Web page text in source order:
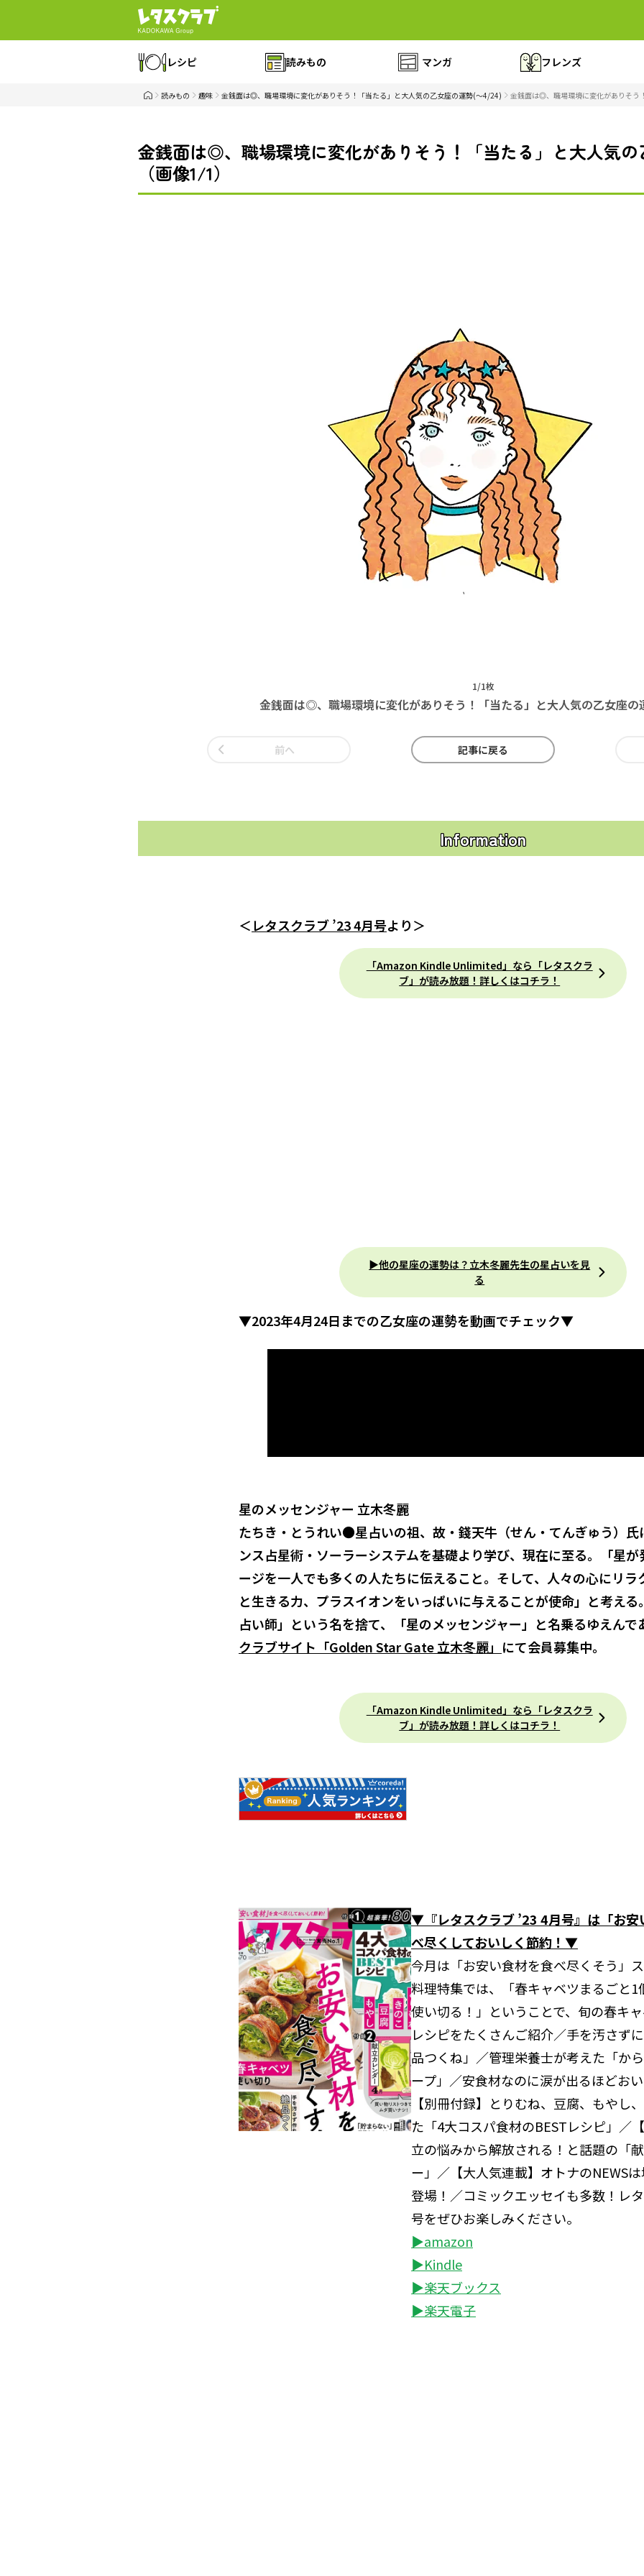
レシピ 読みもの マンガ フレンズ
読みもの 趣味 金銭面は◎、職場環境に変化がありそう！「当たる」と大人気の乙女座の運勢(～4/24) 金銭面は◎、職場環境に変化がありそう
金銭面は◎、職場環境に変化がありそう！「当たる」と大人気
（画像1/1）
1/1枚
金銭面は◎、職場環境に変化がありそう！「当たる」と大人気の乙女座の
前へ 記事に戻る
Information
＜レタスクラブ ’23 4月号より＞
「Amazon Kindle Unlimited」なら「レタスクラ
ブ」が読み放題！詳しくはコチラ！
▶他の星座の運勢は？立木冬麗先生の星占いを見
る
▼2023年4月24日までの乙女座の運勢を動画でチェック▼
星のメッセンジャー 立木冬麗
たちき・とうれい●星占いの祖、故・錢天牛（せん・てんぎゅう）氏
ンス占星術・ソーラーシステムを基礎より学び、現在に至る。「星が
ージを一人でも多くの人たちに伝えること。そして、人々の心にリラ
と生きる力、プラスイオンをいっぱいに与えることが使命」と考える
占い師」という名を捨て、「星のメッセンジャー」と名乗るゆえんで
クラブサイト「Golden Star Gate 立木冬麗」 にて会員募集中。
「Amazon Kindle Unlimited」なら「レタスクラ
ブ」が読み放題！詳しくはコチラ！
▼『レタスクラブ ’23 4月号』は「お安
べ尽くしておいしく節約！▼
今月は「お安い食材を食べ尽くそう」
料理特集では、「春キャベツまるごと1
使い切る！」ということで、旬の春キ
レシピをたくさんご紹介／手を汚さず
品つくね」／管理栄養士が考えた「か
ープ」／安食材なのに涙が出るほどお
【別冊付録】とりむね、豆腐、もやし
た「4大コスパ食材のBESTレシピ」／
立の悩みから解放される！と話題の「
ー」／【大人気連載】オトナのNEWS
登場！／コミックエッセイも多数！レ
号をぜひお楽しみください。
▶amazon
▶Kindle
▶楽天ブックス
▶楽天電子